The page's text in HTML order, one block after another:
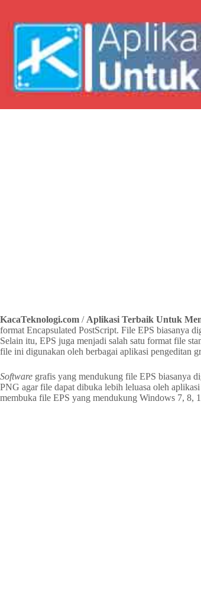
KacaTeknologi.com / Aplikasi Terbaik Untuk
format Encapsulated PostScript. File EPS biasanya
Selain itu, EPS juga menjadi salah satu format file
file ini digunakan oleh berbagai aplikasi pengeditan
Software grafis yang mendukung file EPS biasanya
PNG agar file dapat dibuka lebih leluasa oleh
membuka file EPS yang mendukung Windows 7, 8,